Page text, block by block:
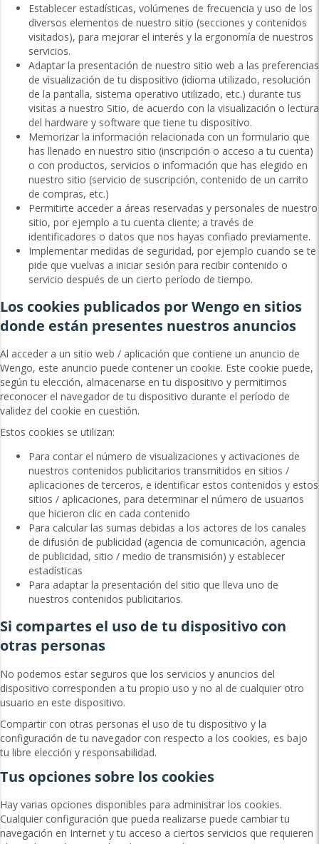
Establecer estadísticas, volúmenes de frecuencia y uso de los
diversos elementos de nuestro sitio (secciones y contenidos
visitados), para mejorar el interés y la ergonomía de nuestros
servicios.
Adaptar la presentación de nuestro sitio web a las preferencias
de visualización de tu dispositivo (idioma utilizado, resolución
de la pantalla, sistema operativo utilizado, etc.) durante tus
visitas a nuestro Sitio, de acuerdo con la visualización o lectura
del hardware y software que tiene tu dispositivo.
Memorizar la información relacionada con un formulario que
has llenado en nuestro sitio (inscripción o acceso a tu cuenta)
o con productos, servicios o información que has elegido en
nuestro sitio (servicio de suscripción, contenido de un carrito
de compras, etc.)
Permitirte acceder a áreas reservadas y personales de nuestro
sitio, por ejemplo a tu cuenta cliente; a través de
identificadores o datos que nos hayas confiado previamente.
Implementar medidas de seguridad, por ejemplo cuando se te
pide que vuelvas a iniciar sesión para recibir contenido o
servicio después de un cierto período de tiempo.
Los cookies publicados por Wengo en sitios
donde están presentes nuestros anuncios
Al acceder a un sitio web / aplicación que contiene un anuncio de
Wengo, este anuncio puede contener un cookie. Este cookie puede,
según tu elección, almacenarse en tu dispositivo y permitirnos
reconocer el navegador de tu dispositivo durante el período de
validez del cookie en cuestión.
Estos cookies se utilizan:
Para contar el número de visualizaciones y activaciones de
nuestros contenidos publicitarios transmitidos en sitios /
aplicaciones de terceros, e identificar estos contenidos y estos
sitios / aplicaciones, para determinar el número de usuarios
que hicieron clic en cada contenido
Para calcular las sumas debidas a los actores de los canales
de difusión de publicidad (agencia de comunicación, agencia
de publicidad, sitio / medio de transmisión) y establecer
estadísticas
Para adaptar la presentación del sitio que lleva uno de
nuestros contenidos publicitarios.
Si compartes el uso de tu dispositivo con
otras personas
No podemos estar seguros que los servicios y anuncios del
dispositivo corresponden a tu propio uso y no al de cualquier otro
usuario en este dispositivo.
Compartir con otras personas el uso de tu dispositivo y la
configuración de tu navegador con respecto a los cookies, es bajo
tu libre elección y responsabilidad.
Tus opciones sobre los cookies
Hay varias opciones disponibles para administrar los cookies.
Cualquier configuración que pueda realizarse puede cambiar tu
navegación en Internet y tu acceso a ciertos servicios que requieren